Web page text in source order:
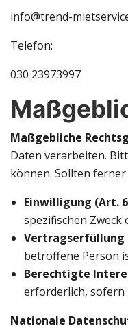
info@trend-
Telefon:
030 23973997
Maßgebliche
Daten verarbeiten.
können. Sollten
Einwilligung (Art. 6
spezifischen Zweck
Vertragserfüllung
betroffene Person
Berechtigte
erforderlich, sofern
Nationale